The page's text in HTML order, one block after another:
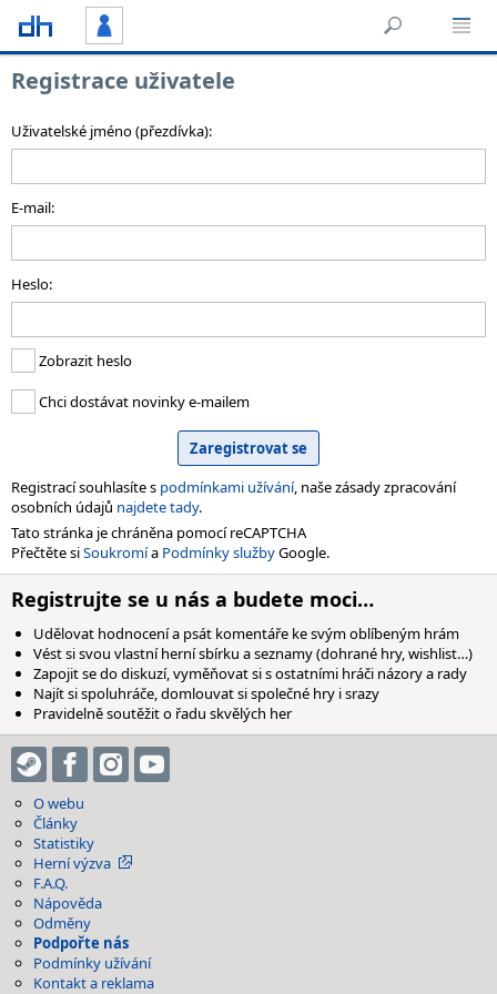
Registrace uživatele
Uživatelské jméno (přezdívka):
E-mail:
Heslo:
Zobrazit heslo
Chci dostávat novinky e-mailem
Registrací souhlasíte s podmínkami užívání, naše zásady zpracování
osobních údajů najdete tady.
Tato stránka je chráněna pomocí reCAPTCHA
Přečtěte siSoukromía Podmínky službyGoogle.
Registrujte se u nás a budete moci…
Udělovat hodnocení a psát komentáře ke svým oblíbeným hrám
Vést si svou vlastní herní sbírku a seznamy (dohrané hry, wishlist…)
Zapojit se do diskuzí, vyměňovat si s ostatními hráči názory a rady
Najít si spoluhráče, domlouvat si společné hry i srazy
Pravidelně soutěžit o řadu skvělých her
O webu
Články
Statistiky
Herní výzva
F.A.Q.
Nápověda
Odměny
Podpořte nás
Podmínky užívání
Kontakt a reklama